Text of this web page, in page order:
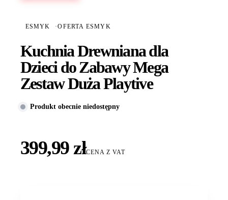
ESMYK ·OFERTA ESMYK
Kuchnia Drewniana dla
Dzieci do Zabawy Mega
Zestaw Duża Playtive
Produkt obecnie niedostępny
399,99 złCENA Z VAT